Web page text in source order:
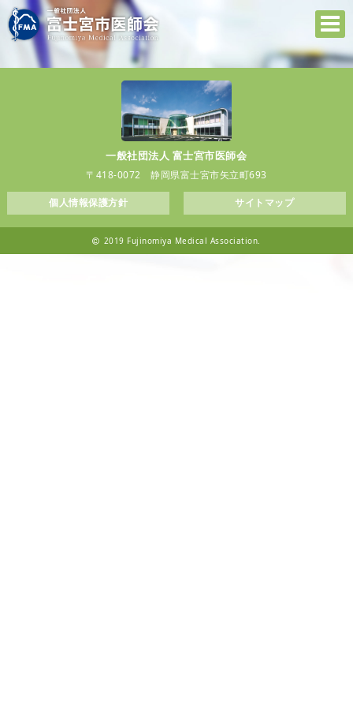
一般社団法人 富士宮市医師会
〒418-0072 静岡県富士宮市矢立町693
個人情報保護方針 サイトマップ
2019 Fujinomiya Medical Association.